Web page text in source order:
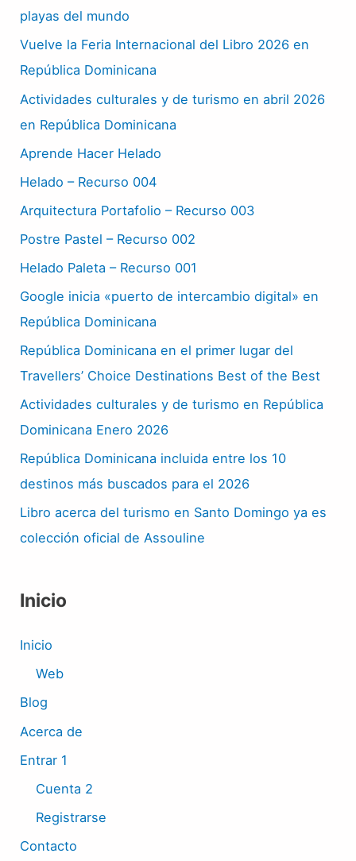
playas del mundo
Vuelve la Feria Internacional del Libro 2026 en
República Dominicana
Actividades culturales y de turismo en abril 2026
en República Dominicana
Aprende Hacer Helado
Helado – Recurso 004
Arquitectura Portafolio – Recurso 003
Postre Pastel – Recurso 002
Helado Paleta – Recurso 001
Google inicia «puerto de intercambio digital» en
República Dominicana
República Dominicana en el primer lugar del
Travellers’ Choice Destinations Best of the Best
Actividades culturales y de turismo en República
Dominicana Enero 2026
República Dominicana incluida entre los 10
destinos más buscados para el 2026
Libro acerca del turismo en Santo Domingo ya es
colección oficial de Assouline
Inicio
Inicio
Web
Blog
Acerca de
Entrar 1
Cuenta 2
Registrarse
Contacto